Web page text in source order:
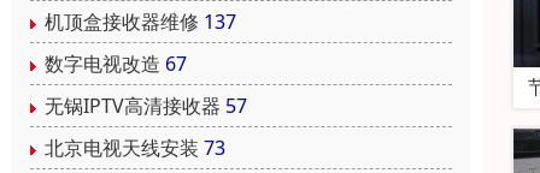
机顶盒接收器维修 137
数字电视改造 67
无锅IPTV高清接收器 57
北京电视天线安装 73